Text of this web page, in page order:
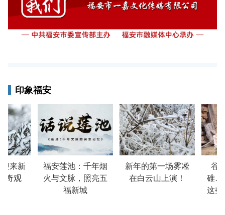
印象福安
来新
奇观
福安莲池：千年烟
火与文脉，照亮五
福新城
新年的第一场雾凇
在白云山上演！
谷
碓
这些